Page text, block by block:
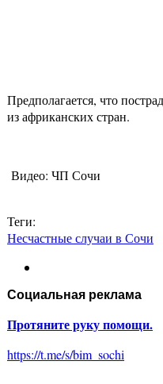
Предполагается, что
из африканских стран.
Видео: ЧП Сочи
Теги:
Несчастные случаи в Сочи
Социальная реклама
Протяните руку помощи.
https://t.me/s/bim_sochi